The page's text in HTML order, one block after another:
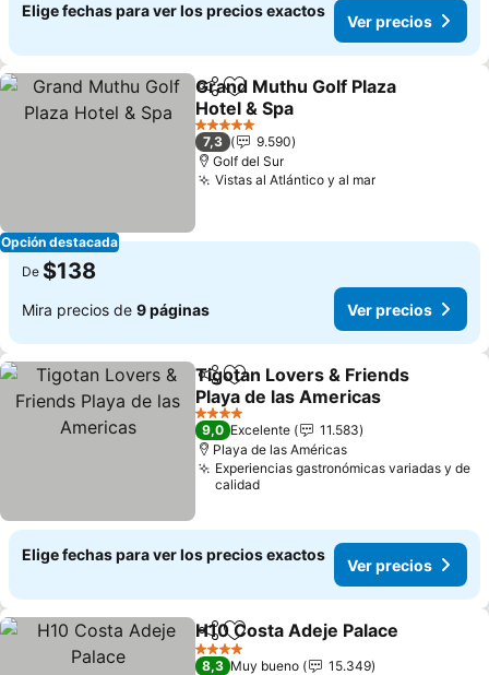
Elige fechas para ver los precios exactos
Ver precios
Opción destacada
CompartirAgregar a favoritos
Grand Muthu Golf Plaza
Hotel & Spa
5 Estrellas
7,3
9.590
Golf del Sur
Vistas al Atlántico y al mar
De $138
Mira precios de 9 páginas Ver precios
Compartir
Agregar a favoritos
Tigotan Lovers & Friends
Playa de las Americas
4 Estrellas
9,0 Excelente
11.583
Playa de las Américas
Experiencias gastronómicas variadas y de
calidad
Elige fechas para ver los precios exactos
Ver precios
CompartirAgregar a favoritos
H10 Costa Adeje Palace
4 Estrellas
8,3 Muy bueno
15.349